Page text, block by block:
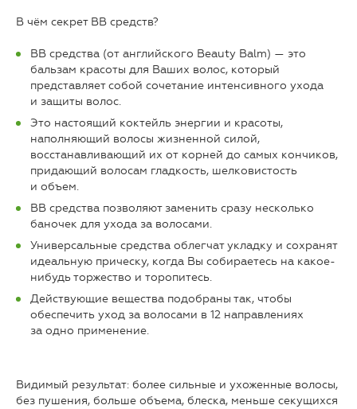
В чём секрет ВВ средств?
ВВ средства (от английского Beauty Balm) — это
бальзам красоты для Ваших волос, который
представляет собой сочетание интенсивного ухода
и защиты волос.
Это настоящий коктейль энергии и красоты,
наполняющий волосы жизненной силой,
восстанавливающий их от корней до самых кончиков,
придающий волосам гладкость, шелковистость
и объем.
ВВ средства позволяют заменить сразу несколько
баночек для ухода за волосами.
Универсальные средства облегчат укладку и сохранят
идеальную прическу, когда Вы собираетесь на какое-
нибудь торжество и торопитесь.
Действующие вещества подобраны так, чтобы
обеспечить уход за волосами в 12 направлениях
за одно применение.
Видимый результат: более сильные и ухоженные волосы,
без пушения, больше объема, блеска, меньше секущихся